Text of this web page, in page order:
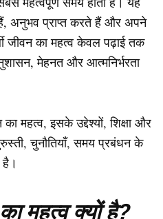
अनुभव प्राप्त करते हैं और अपने
जीवन का महत्व केवल पढ़ाई तक
मेहनत और आत्मनिर्भरता
का महत्व, इसके उद्देश्यों, शिक्षा और
चुनौतियाँ, समय प्रबंधन के
है।
का महत्व क्यों है?